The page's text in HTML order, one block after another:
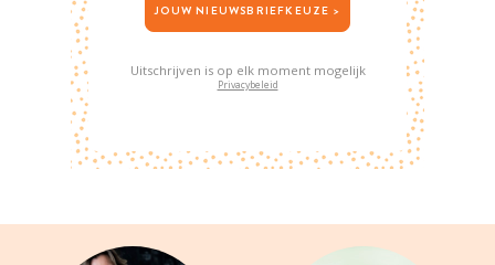
JOUW NIEUWSBRIEFKEUZE >
Uitschrijven is op elk moment mogelijk
Privacybeleid